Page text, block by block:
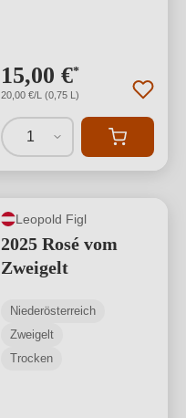
15,00 €*
20,00 €/L (0,75 L)
1
Leopold Figl
2025 Rosé vom
Zweigelt
Niederösterreich
Zweigelt
Trocken